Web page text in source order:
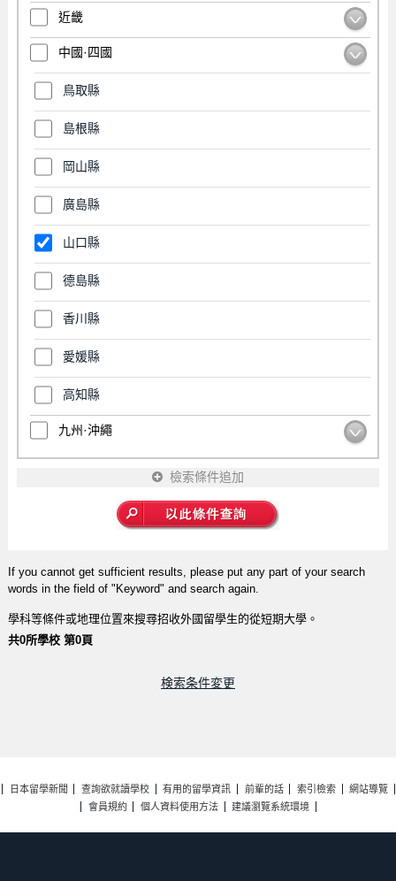
近畿
中國·四國
鳥取縣
島根縣
岡山縣
廣島縣
山口縣
德島縣
香川縣
愛媛縣
高知縣
九州·沖繩
檢索條件追加
If you cannot get sufficient results, please put any part of your search
words in the field of "Keyword" and search again.
學科等條件或地理位置來搜尋招收外國留學生的從短期大學。
共0所學校 第0頁
検索条件変更
日本留學新聞 查詢欲就讀學校 有用的留學資訊 前輩的話 索引檢索
網站導覽
會員規約
個人資料使用方法 建議瀏覽系統環境